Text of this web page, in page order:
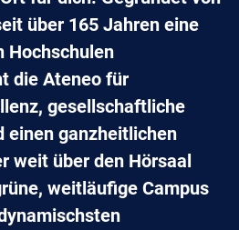
über 165 Jahren eine
Hochschulen
die Ateneo für
gesellschaftliche
einen ganzheitlichen
weit über den Hörsaal
weitläufige Campus